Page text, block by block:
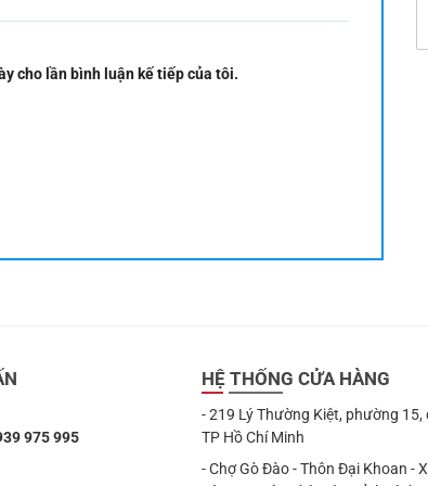
cho lần bình luận kế tiếp của tôi.
975 995
HỆ THỐNG CỬA HÀNG
- 219 Lý Thường Kiệt, phường 15,
TP Hồ Chí Minh
- Chợ Gò Đào - Thôn Đại Khoan -